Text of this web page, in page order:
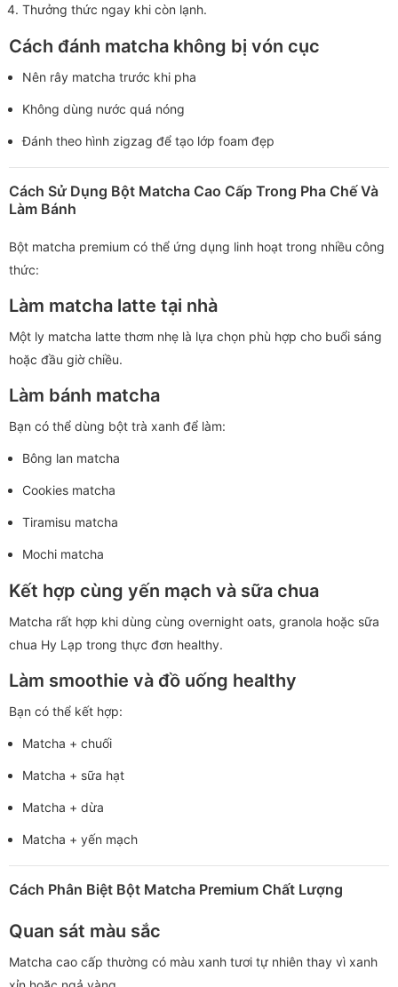
Thưởng thức ngay khi còn lạnh.
Cách đánh matcha không bị vón cục
Nên rây matcha trước khi pha
Không dùng nước quá nóng
Đánh theo hình zigzag để tạo lớp foam đẹp
Cách Sử Dụng Bột Matcha Cao Cấp Trong Pha Chế Và
Làm Bánh
Bột matcha premium có thể ứng dụng linh hoạt trong nhiều công
thức:
Làm matcha latte tại nhà
Một ly matcha latte thơm nhẹ là lựa chọn phù hợp cho buổi sáng
hoặc đầu giờ chiều.
Làm bánh matcha
Bạn có thể dùng bột trà xanh để làm:
Bông lan matcha
Cookies matcha
Tiramisu matcha
Mochi matcha
Kết hợp cùng yến mạch và sữa chua
Matcha rất hợp khi dùng cùng overnight oats, granola hoặc sữa
chua Hy Lạp trong thực đơn healthy.
Làm smoothie và đồ uống healthy
Bạn có thể kết hợp:
Matcha + chuối
Matcha + sữa hạt
Matcha + dừa
Matcha + yến mạch
Cách Phân Biệt Bột Matcha Premium Chất Lượng
Quan sát màu sắc
Matcha cao cấp thường có màu xanh tươi tự nhiên thay vì xanh